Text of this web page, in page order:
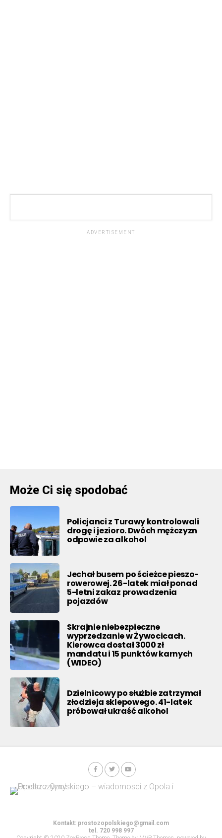
ADVERTISEMENT
Może Ci się spodobać
Policjanci z Turawy kontrolowali
drogę i jezioro. Dwóch mężczyzn
odpowie za alkohol
Jechał busem po ścieżce pieszo-
rowerowej. 26-latek miał ponad
5-letni zakaz prowadzenia
pojazdów
Skrajnie niebezpieczne
wyprzedzanie w Żywocicach.
Kierowca dostał 3000 zł
mandatu i 15 punktów karnych
(WIDEO)
Dzielnicowy po służbie zatrzymał
złodzieja sklepowego. 41-latek
próbował ukraść alkohol
Kontakt: prostozopolskiego@gmail.com
tel. 720 998 997